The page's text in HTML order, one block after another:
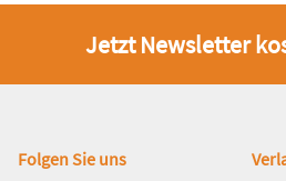
Jetzt Newsletter
Fußbereich
Folgen Sie uns